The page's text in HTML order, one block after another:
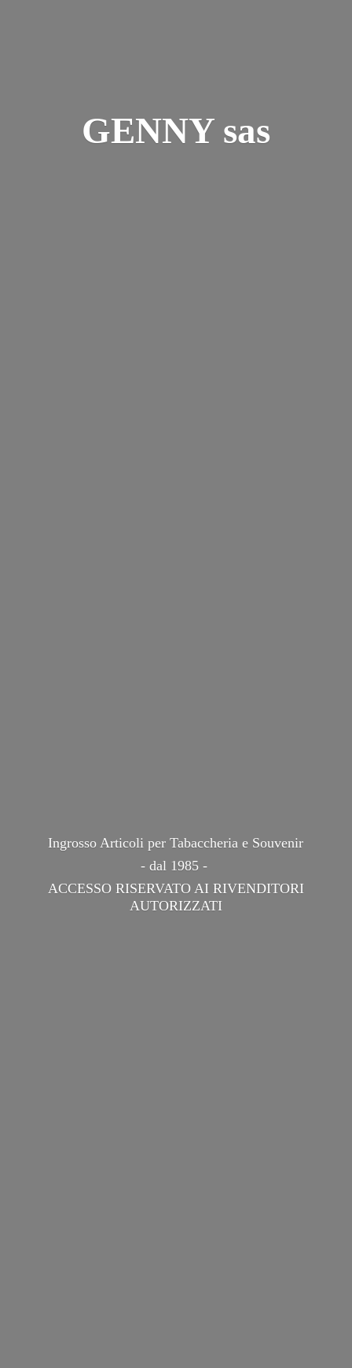
GENNY sas
Ingrosso Articoli per Tabaccheria e Souvenir
- dal 1985 -
ACCESSO RISERVATO AI RIVENDITORI
AUTORIZZATI